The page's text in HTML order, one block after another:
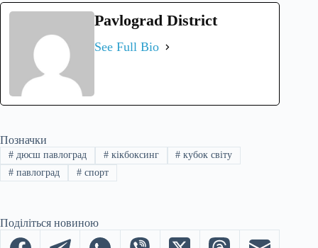
Pavlograd District
See Full Bio
Позначки
#дюсш павлоград #кікбоксинг # кубок світу
#павлоград #спорт
Поділіться новиною